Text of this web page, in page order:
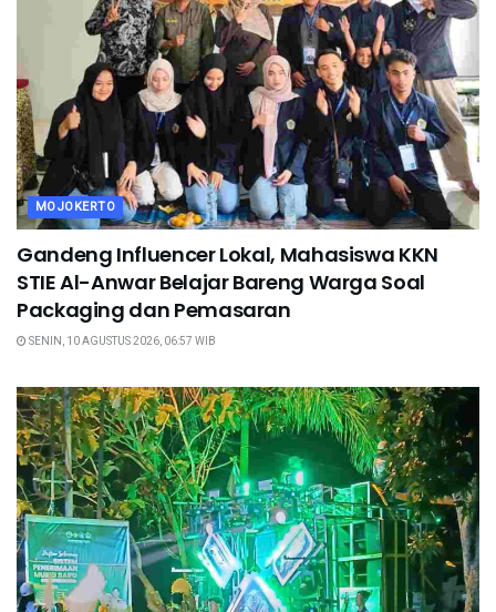
MOJOKERTO
Gandeng Influencer Lokal, Mahasiswa KKN
STIE Al-Anwar Belajar Bareng Warga Soal
Packaging dan Pemasaran
SENIN, 10 AGUSTUS 2026, 06:57 WIB